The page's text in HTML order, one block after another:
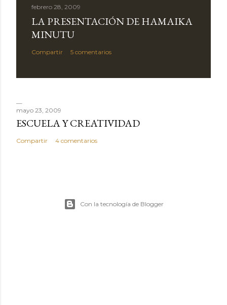
febrero 28, 2009
LA PRESENTACIÓN DE HAMAIKA
MINUTU
Compartir 5 comentarios
mayo 23, 2009
ESCUELA Y CREATIVIDAD
Compartir 4 comentarios
Con la tecnología de Blogger